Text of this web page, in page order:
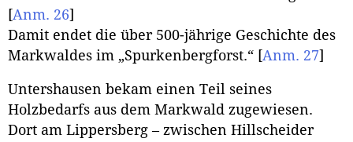
[Anm. 26]
Damit endet die über 500-jährige Geschichte des
Markwaldes im „Spurkenbergforst.“ [Anm. 27]
Untershausen bekam einen Teil seines
Holzbedarfs aus dem Markwald zugewiesen.
Dort am Lippersberg – zwischen Hillscheider